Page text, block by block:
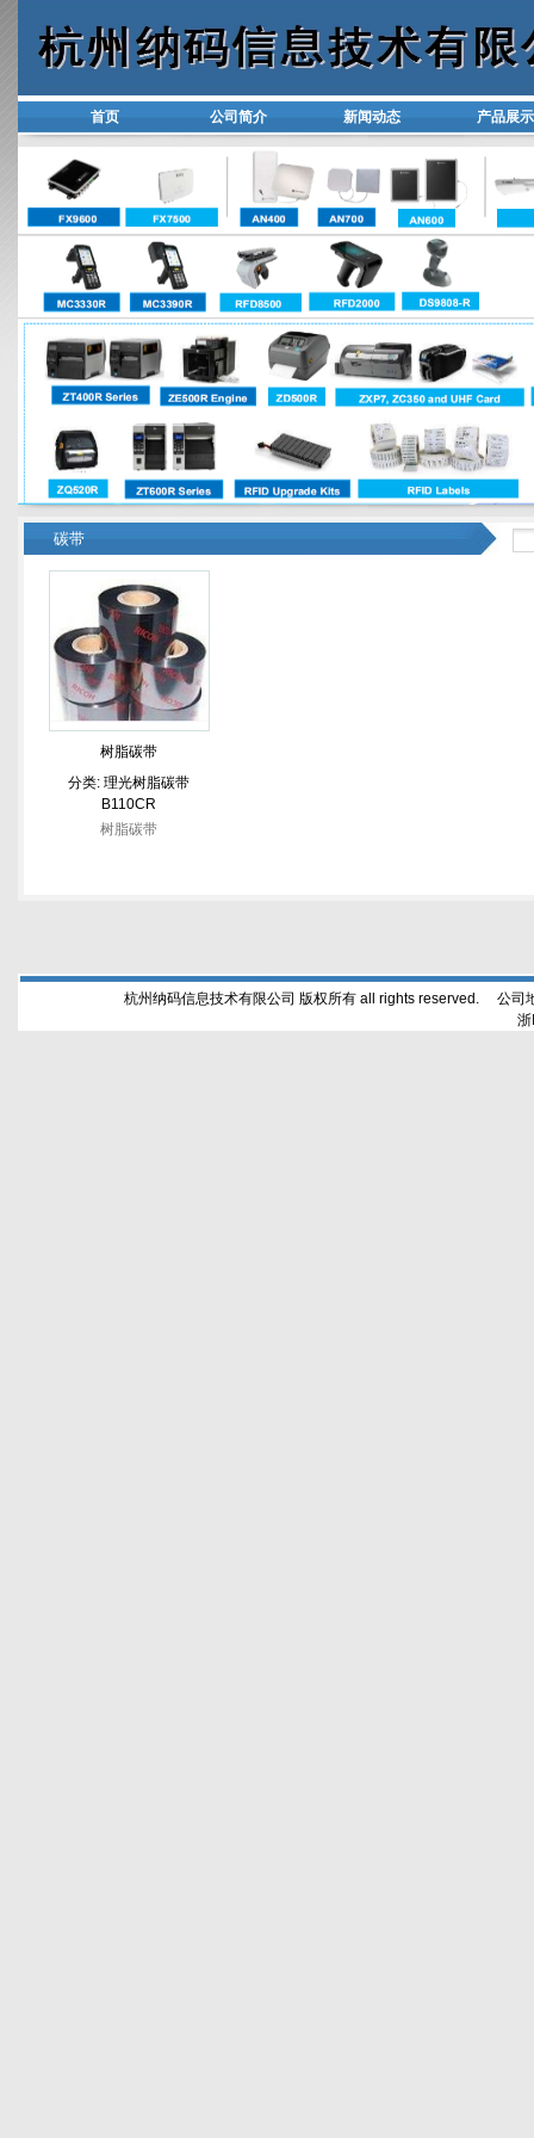
首页 公司简介 新闻动态 产品展示
碳带
树脂碳带
分类: 理光树脂碳带
B110CR
树脂碳带
杭州纳码信息技术有限公司 版权所有 all rights reserved. 公司